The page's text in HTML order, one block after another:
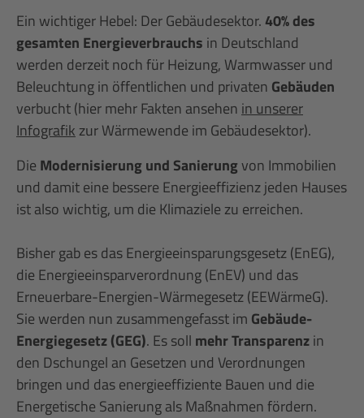
Ein wichtiger Hebel: Der Gebäudesektor. 40% des
gesamten Energieverbrauchs in Deutschland
werden derzeit noch für Heizung, Warmwasser und
Beleuchtung in öffentlichen und privaten Gebäuden
verbucht (hier mehr Fakten ansehen in unserer
Infografik zur Wärmewende im Gebäudesektor).
Die Modernisierung und Sanierungvon Immobilien
und damit eine bessere Energieeffizienz jeden Hauses
ist also wichtig, um die Klimaziele zu erreichen.
Bisher gab es das Energieeinsparungsgesetz (EnEG),
die Energieeinsparverordnung (EnEV) und das
Erneuerbare-Energien-Wärmegesetz (EEWärmeG).
Sie werden nun zusammengefasst im Gebäude-
Energiegesetz (GEG). Es soll mehr Transparenzin
den Dschungel an Gesetzen und Verordnungen
bringen und das energieeffiziente Bauen und die
Energetische Sanierung als Maßnahmen fördern.